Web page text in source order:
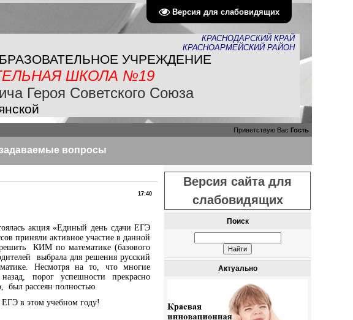
Версия для слабовидящих
КРАСНОДАРСКИЙ КРАЙ
КРАСНОАРМЕЙСКИЙ РАЙОН
УЧРЕЖДЕНИЕ
ШКОЛА №19
Героя Советского Союза
Приветствую Вас Гость
вопросы
17:40
акция «Единый день сдачи ЕГЭ
приняли активное участие в данной
КИМ по математике (базового
выбрала для решения русский
Несмотря на то, что многие
порог успешности прекрасно
рассеян полностью.
в этом учебном году!
Версия сайта для
слабовидящих
Поиск
Актуально